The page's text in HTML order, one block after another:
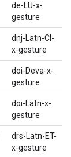
de-LU-x-
gesture
dnj-Latn-CI-
x-gesture
doi-Deva-x-
gesture
doi-Latn-x-
gesture
drs-Latn-ET-
x-gesture